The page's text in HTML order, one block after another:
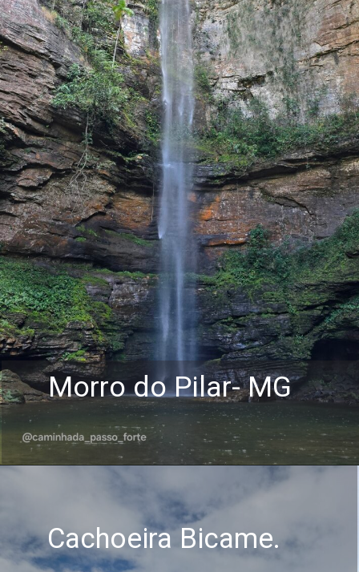
Morro do Pilar- MG
Cachoeira Bicame.